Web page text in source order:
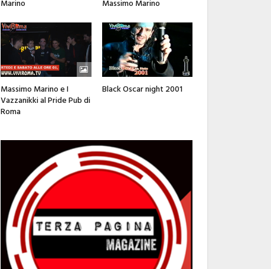
Marino
Massimo Marino
Massimo Marino e I
Vazzanikki al Pride Pub di
Roma
Black Oscar night 2001